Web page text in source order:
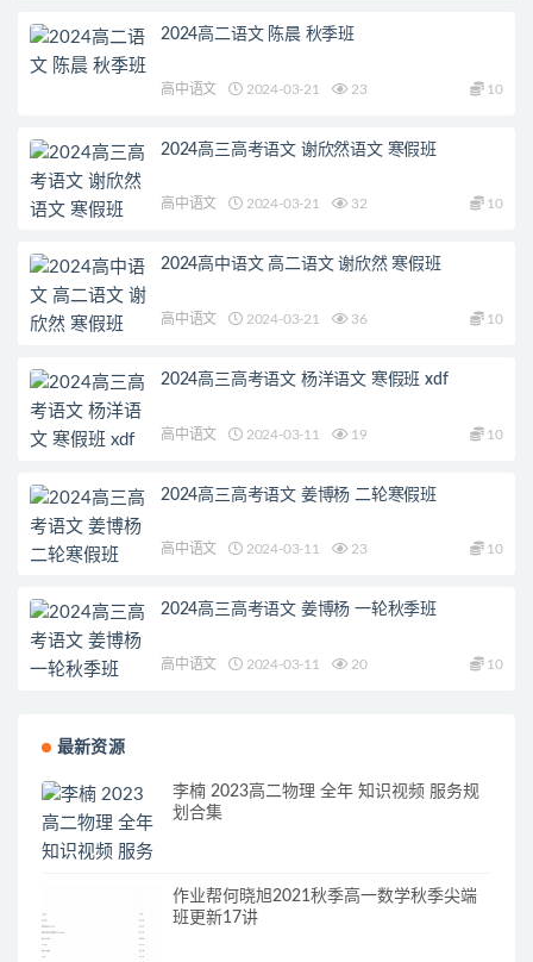
2024高二语文 陈晨 秋季班
高中语文 2024-03-21 23 10
2024高三高考语文 谢欣然语文 寒假班
高中语文 2024-03-21 32 10
2024高中语文 高二语文 谢欣然 寒假班
高中语文 2024-03-21 36 10
2024高三高考语文 杨洋语文 寒假班 xdf
高中语文 2024-03-11 19 10
2024高三高考语文 姜博杨 二轮寒假班
高中语文 2024-03-11 23 10
2024高三高考语文 姜博杨 一轮秋季班
高中语文 2024-03-11 20 10
最新资源
李楠 2023高二物理 全年 知识视频 服务规
划合集
作业帮何晓旭2021秋季高一数学秋季尖端
班更新17讲